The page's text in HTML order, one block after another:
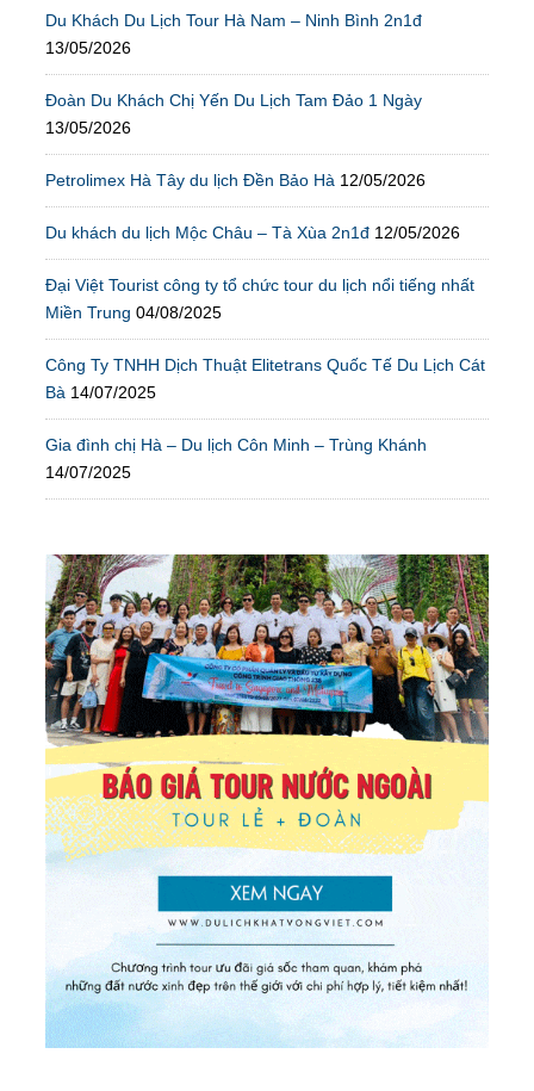
Du Khách Du Lịch Tour Hà Nam – Ninh Bình 2n1đ
13/05/2026
Đoàn Du Khách Chị Yến Du Lịch Tam Đảo 1 Ngày
13/05/2026
Petrolimex Hà Tây du lịch Đền Bảo Hà 12/05/2026
Du khách du lịch Mộc Châu – Tà Xùa 2n1đ 12/05/2026
Đại Việt Tourist công ty tổ chức tour du lịch nổi tiếng nhất
Miền Trung 04/08/2025
Công Ty TNHH Dịch Thuật Elitetrans Quốc Tế Du Lịch Cát
Bà 14/07/2025
Gia đình chị Hà – Du lịch Côn Minh – Trùng Khánh
14/07/2025